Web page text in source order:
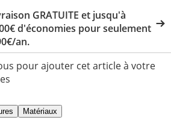
GRATUITE et jusqu'à
d'économies pour seulement
an.
pour ajouter cet article à votre
Matériaux